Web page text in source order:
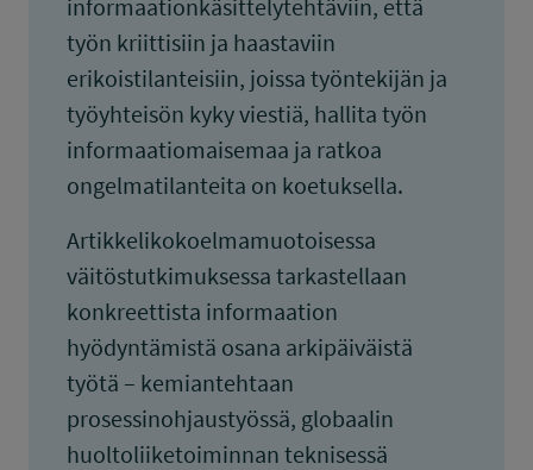
informaationkäsittelytehtäviin, että
työn kriittisiin ja haastaviin
erikoistilanteisiin, joissa työntekijän ja
työyhteisön kyky viestiä, hallita työn
informaatiomaisemaa ja ratkoa
ongelmatilanteita on koetuksella.
Artikkelikokoelmamuotoisessa
väitöstutkimuksessa tarkastellaan
konkreettista informaation
hyödyntämistä osana arkipäiväistä
työtä – kemiantehtaan
prosessinohjaustyössä, globaalin
huoltoliiketoiminnan teknisessä